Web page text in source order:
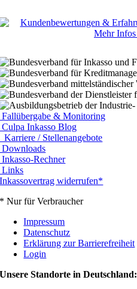
Fallübergabe & Monitoring
Culpa Inkasso Blog
Karriere / Stellenangebote
Downloads
Inkasso-Rechner
Links
Inkassovertrag widerrufen*
* Nur für Verbraucher
Impressum
Datenschutz
Erklärung zur Barrierefreiheit
Login
Unsere Standorte in Deutschland: